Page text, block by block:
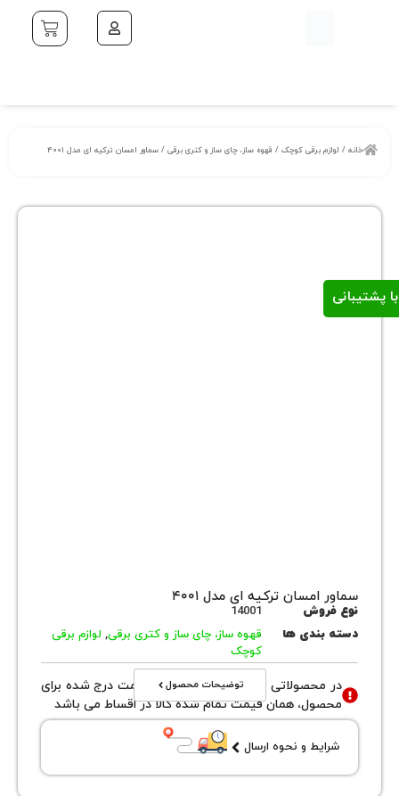
خانه / لوازم برقی کوچک / قهوه ساز، چای ساز و کتری برقی / سماور امسان ترکیه ای مدل ۴۰۰۱
پشتیبانی
سماور امسان ترکیه ای مدل ۴۰۰۱
نوع فروش
14001
دسته بندی ها
قهوه ساز، چای ساز و کتری برقی, لوازم برقی
کوچک
توضیحات محصول
در محصولاتی با نوع فروش اقساطی قیمت درج شده برای
محصول، همان قیمت تمام شده کالا در اقساط می باشد
شرایط و نحوه ارسال